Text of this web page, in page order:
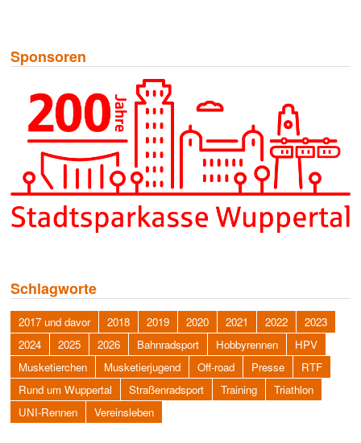
Sponsoren
Schlagworte
2017 und davor 2018 2019 2020 2021 2022
2023
2024
2025 2026 Bahnradsport Hobbyrennen
HPV
Musketierchen
Musketierjugend Off-road Presse
RTF
Rund um Wuppertal
Straßenradsport Training
Triathlon
UNI-Rennen
Vereinsleben